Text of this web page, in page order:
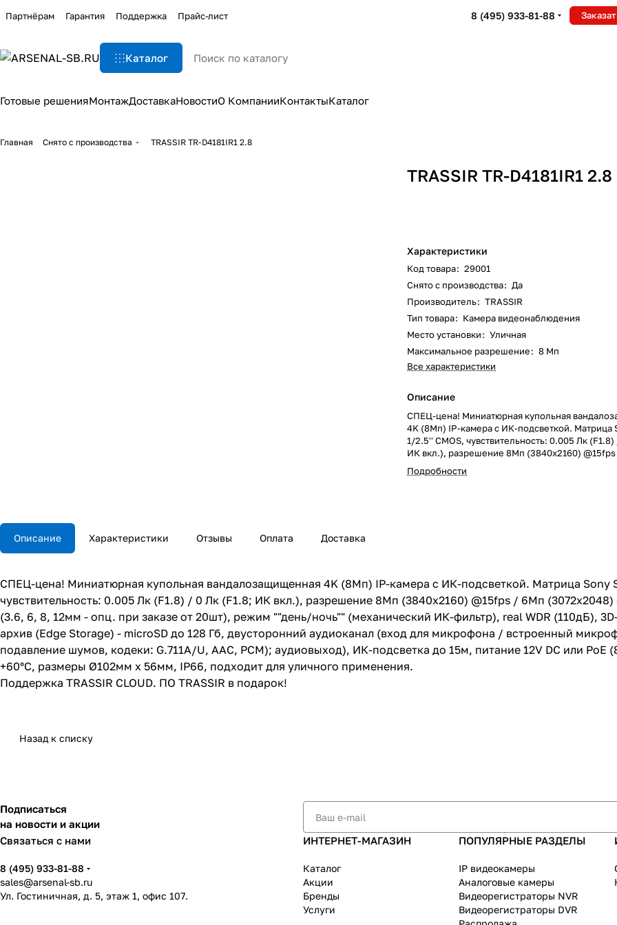
Партнёрам Гарантия Поддержка Прайс-лист 8 (495) 933-81-88
Каталог
Готовые решенияМонтажДоставкаНовостиО КомпанииКонтактыКаталог
Главная Снято с производства TRASSIR TR-D4181IR1 2.8
TRASSIR TR-D4181IR1 2.8
Характеристики
Код товара: 29001
Снято с производства: Да
Производитель: TRASSIR
Тип товара: Камера видеонаблюдения
Место установки: Уличная
Максимальное разрешение: 8 Мп
Все характеристики
Описание
СПЕЦ-цена! Миниатюрная купольная
4K (8Мп) IP-камера с ИК-подсветкой. Матрица
1/2.5'' CMOS, чувствительность: 0.005 Лк
ИК вкл.), разрешение 8Мп (3840x2160)
(3072x2048) @25fps, кодек H.265, объектив
12мм - опц. при заказе от 20шт), режим ""день/
Поддержка TRASSIR CLOUD. ПО TRASSIR в
Подробности
Описание Характеристики Отзывы Оплата Доставка
СПЕЦ-цена! Миниатюрная купольная вандалозащищенная 4K (8Мп) IP-камера с ИК-подсветкой. Матрица Sony
чувствительность: 0.005 Лк (F1.8) / 0 Лк (F1.8; ИК вкл.), разрешение 8Мп (3840x2160) @15fps / 6Мп
(3.6, 6, 8, 12мм - опц. при заказе от 20шт), режим ""день/ночь"" (механический ИК-фильтр), real WDR (110дБ),
архив (Edge Storage) - microSD до 128 Гб, двусторонний аудиоканал (вход для микрофона / встроенный
подавление шумов, кодеки: G.711A/U, AAC, PCM); аудиовыход), ИК-подсветка до 15м, питание 12V DC или PoE
+60°C, размеры Ø102мм x 56мм, IP66, подходит для уличного применения.
Поддержка TRASSIR CLOUD. ПО TRASSIR в подарок!
Назад к списку
Подписаться
на новости и акции
Связаться с нами
8 (495) 933-81-88
sales@arsenal-sb.ru
Ул. Гостиничная, д. 5, этаж 1, офис 107.
ИНТЕРНЕТ-МАГАЗИН
Каталог
Акции
Бренды
Услуги
ПОПУЛЯРНЫЕ РАЗДЕЛЫ
IP видеокамеры
Аналоговые камеры
Видеорегистраторы NVR
Видеорегистраторы DVR